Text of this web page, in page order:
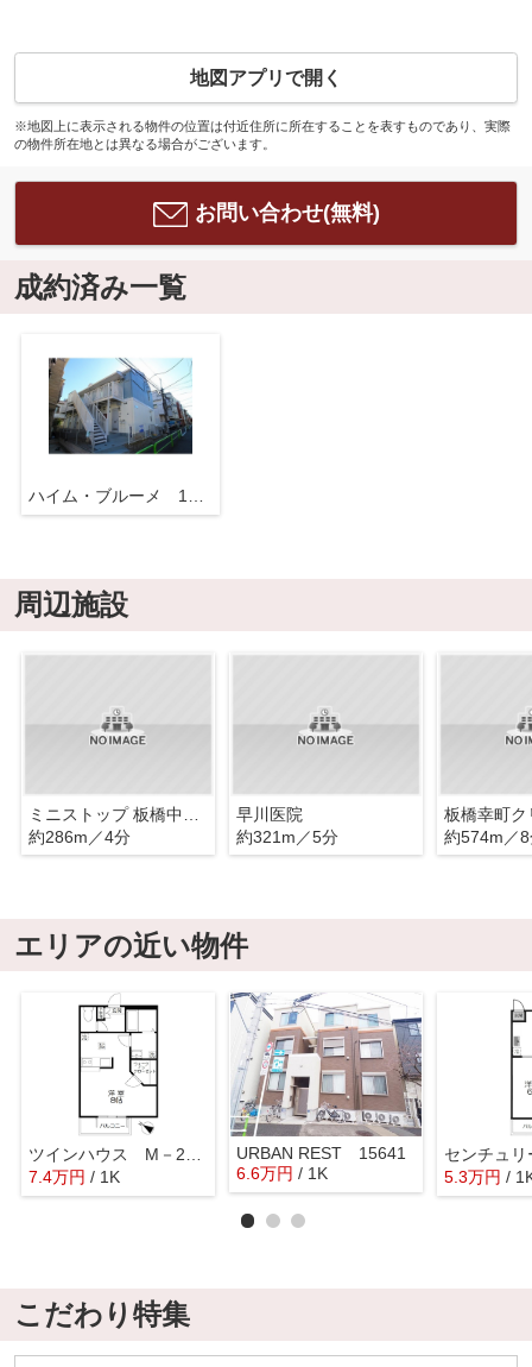
地図アプリで開く
※地図上に表示される物件の位置は付近住所に所在することを表すものであり、実際
の物件所在地とは異なる場合がございます。
お問い合わせ(無料)
成約済み一覧
周辺施設
約286m／4分
早川医院
約321m／5分
板橋幸町ク
約574m／
エリアの近い物件
7.4万円 / 1K
URBAN REST 15641
6.6万円 / 1K 5.3万円 /
こだわり特集